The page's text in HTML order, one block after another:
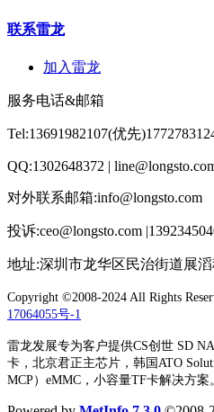
联系雷龙
加入雷龙
服务电话&邮箱
Tel:13691982107(优先
QQ:1302648372 |
对外联系邮箱:info@longsto.com
投诉:ceo@longsto.com
地址:深圳市龙华区民治街道展
Copyright ©2008-2024 All Rights
17064055号-1
雷龙发展专为客户提供CS创世 SD
卡，北京君正主芯片，韩国ATO
MCP）eMMC，小容量TF卡解决方案